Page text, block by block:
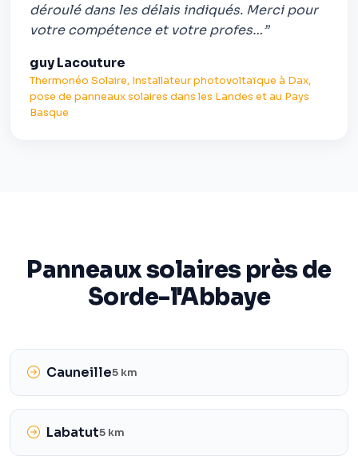
déroulé dans les délais indiqués. Merci pour
votre compétence et votre profes…”
guy Lacouture
Thermonéo Solaire, Installateur photovoltaïque à Dax,
pose de panneaux solaires dans les Landes et au Pays
Basque
Panneaux solaires près de
Sorde-l'Abbaye
Cauneille5 km
Labatut5 km